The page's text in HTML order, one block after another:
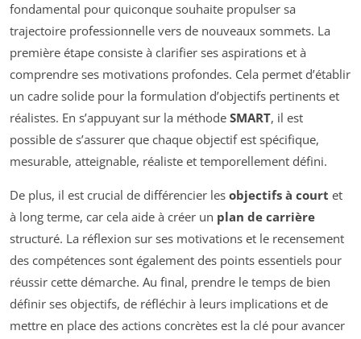
fondamental pour quiconque souhaite propulser sa
trajectoire professionnelle vers de nouveaux sommets. La
première étape consiste à clarifier ses aspirations et à
comprendre ses motivations profondes. Cela permet d’établir
un cadre solide pour la formulation d’objectifs pertinents et
réalistes. En s’appuyant sur la méthode SMART, il est
possible de s’assurer que chaque objectif est spécifique,
mesurable, atteignable, réaliste et temporellement défini.
De plus, il est crucial de différencier les objectifs à court et
à long terme, car cela aide à créer un plan de carrière
structuré. La réflexion sur ses motivations et le recensement
des compétences sont également des points essentiels pour
réussir cette démarche. Au final, prendre le temps de bien
définir ses objectifs, de réfléchir à leurs implications et de
mettre en place des actions concrètes est la clé pour avancer